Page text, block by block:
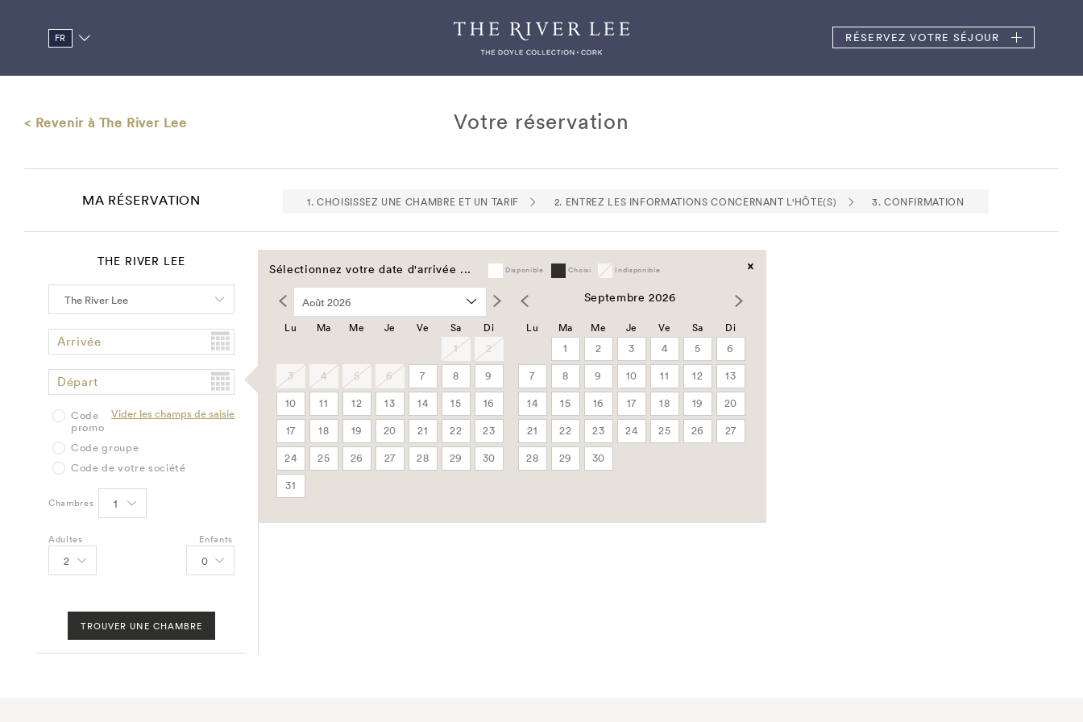
FR RÉSERVEZVOTRE SÉJOUR
< Revenir à The River Lee Votre réservation
MA RÉSERVATION 1. CHOISISSEZ UNE CHAMBRE ET UN TARIF 2. ENTREZ LES INFORMATIONS CONCERNANT L'HÔTE(S) 3. CONFIRMATION
THE RIVER LEE
Arrivée
Départ
Sélectionnez votre date d'arrivée ... Disponible Choisi Indisponible
Lu Ma Me Je Ve Sa
Di
1
2
3
4 5 6 7 8
9
10
11 12 13 14 15
16
17
18 19 20 21 22
23
24
25 26 27 28 29
30
31
Septembre 2026
Lu Ma Me Je Ve Sa
Di
1
2 3 4 5
6
7
8 9 10 11 12
13
14
15 16 17 18 19
20
21
22 23 24 25 26
27
28
29 30
Vider les champs de saisie
Code
promo
Code groupe
Code de votre société
Chambres
Adultes Enfants
TROUVER UNE CHAMBRE